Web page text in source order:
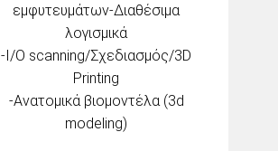
εμφυτευμάτων-Διαθέσιμα
λογισμικά
-Ι/Ο scanning/Σχεδιασμός/3D
Printing
-Ανατομικά βιομοντέλα (3d
modeling)